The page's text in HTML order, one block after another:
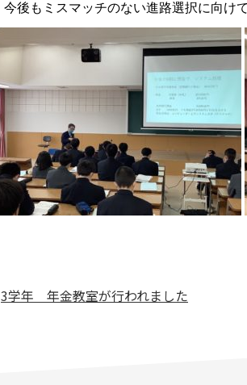
今後もミスマッチのない進路選択に向け
3学年 年金教室が行われました